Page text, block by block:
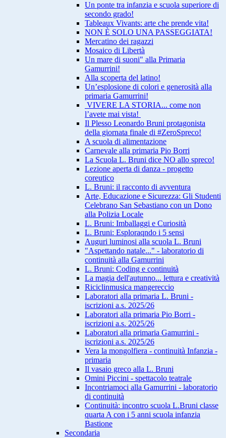
Un ponte tra infanzia e scuola superiore di
secondo grado!
Tableaux Vivants: arte che prende vita!
NON È SOLO UNA PASSEGGIATA!
Mercatino dei ragazzi
Mosaico di Libertà
Un mare di suoni" alla Primaria
Gamurrini!
Alla scoperta del latino!
Un’esplosione di colori e generosità alla
primaria Gamurrini!
VIVERE LA STORIA... come non
l’avete mai vista!
Il Plesso Leonardo Bruni protagonista
della giornata finale di #ZeroSpreco!
A scuola di alimentazione
Carnevale alla primaria Pio Borri
La Scuola L. Bruni dice NO allo spreco!
Lezione aperta di danza - progetto
coreutico
L. Bruni: il racconto di avventura
Arte, Educazione e Sicurezza: Gli Studenti
Celebrano San Sebastiano con un Dono
alla Polizia Locale
L. Bruni: Imballaggi e Curiosità
L. Bruni: Esploraqndo i 5 sensi
Auguri luminosi alla scuola L. Bruni
"Aspettando natale..." - laboratorio di
continuità alla Gamurrini
L. Bruni: Coding e continuità
La magia dell'autunno... lettura e creatività
Riciclinmusica mangereccio
Laboratori alla primaria L. Bruni -
iscrizioni a.s. 2025/26
Laboratori alla primaria Pio Borri -
iscrizioni a.s. 2025/26
Laboratori alla primaria Gamurrini -
iscrizioni a.s. 2025/26
Vera la mongolfiera - continuità Infanzia -
primaria
Il vasaio greco alla L. Bruni
Omini Piccini - spettacolo teatrale
Incontriamoci alla Gamurrini - laboratorio
di continuità
Continuità: incontro scuola L.Bruni classe
quarta A con i 5 anni scuola infanzia
Bastione
Secondaria